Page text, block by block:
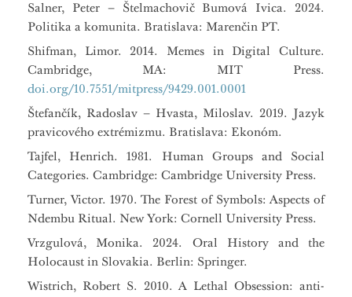
Salner, Peter – Štelmachovič Bumová Ivica. 2024.
Politika a komunita. Bratislava: Marenčin PT.
Shifman, Limor. 2014. Memes in Digital Culture.
Cambridge, MA: MIT Press.
doi.org/10.7551/mitpress/9429.001.0001
Štefančík, Radoslav – Hvasta, Miloslav. 2019. Jazyk
pravicového extrémizmu. Bratislava: Ekonóm.
Tajfel, Henrich. 1981. Human Groups and Social
Categories. Cambridge: Cambridge University Press.
Turner, Victor. 1970. The Forest of Symbols: Aspects of
Ndembu Ritual. New York: Cornell University Press.
Vrzgulová, Monika. 2024. Oral History and the
Holocaust in Slovakia. Berlin: Springer.
Wistrich, Robert S. 2010. A Lethal Obsession: anti-